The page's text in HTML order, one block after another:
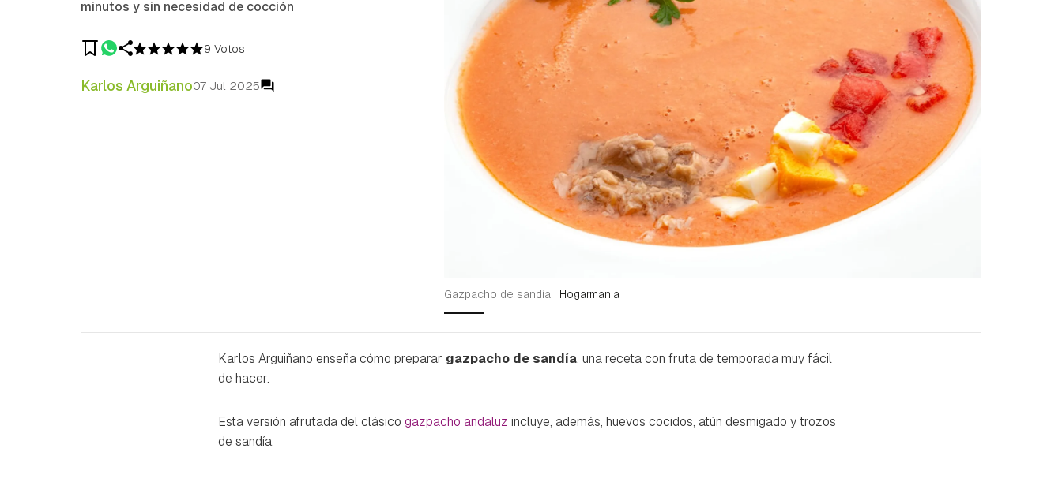
minutos y sin necesidad de cocción
9 Votos
Karlos Arguiñano07 Jul 2025
Gazpacho de sandía | Hogarmania
Karlos Arguiñano enseña cómo preparar gazpacho de sandía, una receta con fruta de temporada muy fácil
de hacer.
Esta versión afrutada del clásico gazpacho andaluz incluye, además, huevos cocidos, atún desmigado y trozos
de sandía.